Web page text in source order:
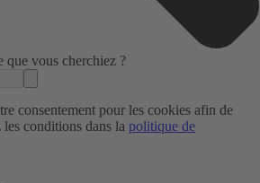
que vous cherchiez ?
consentement pour les cookies afin de
conditions dans la politique de